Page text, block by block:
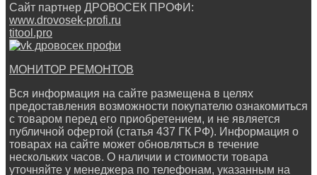
Сайт партнер ДРОВОСЕК ПРОФИ:
www.drovosek-profi.ru
titool.pro
МОНИТОР РЕМОНТОВ
Вся информация на сайте размещена в целях
предоставления возможности покупателю ознакомиться
с товаром перед его приобретением, и не является
публичной офертой (статья 437 ГК РФ). Информация о
товарах на сайте может обновляться в течение
нескольких часов. О наличии и стоимости товара
уточняйте у менеджера по телефонам, указанным на